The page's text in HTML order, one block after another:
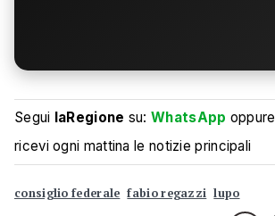
Segui laRegione su:WhatsApp oppure
ricevi ogni mattina le notizie principali
consiglio federale fabio regazzi lupo